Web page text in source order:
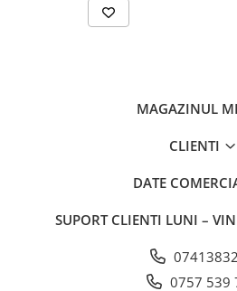
MAGAZINUL
CLIENTI
DATE
SUPORT CLIENTI LUNI –
0757 539